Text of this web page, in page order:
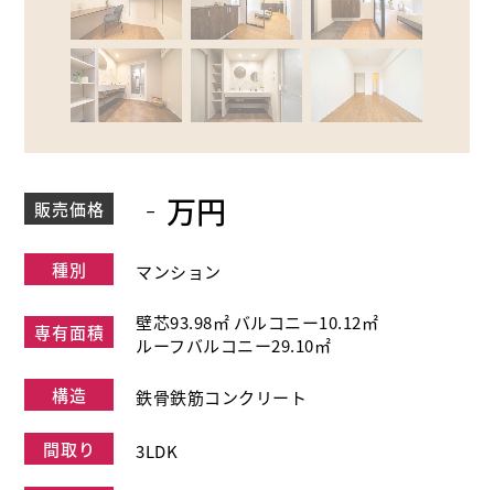
販売価格 ‐万円
種別 マンション
専有面積
壁芯93.98㎡ バルコニー10.12㎡
ルーフバルコニー29.10㎡
構造 鉄骨鉄筋コンクリート
間取り 3LDK